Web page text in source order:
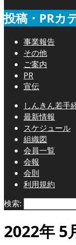
投稿・PRカ
事業報告
その他
ご案内
PR
宣伝
しんきん若手
最新情報
スケジュール
組織図
会員一覧
会報
会則
利用規約
検索:
2022年 5